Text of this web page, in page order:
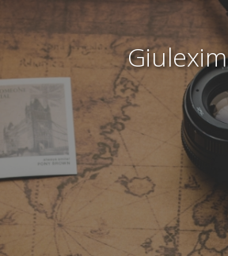
Giulexim